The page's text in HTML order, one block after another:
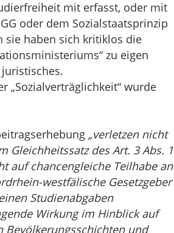
mit erfasst, oder mit
oder dem Sozialstaatsprinzip
sie haben sich kritiklos die
zu eigen
„Sozialverträglichkeit“ wurde
„verletzen nicht
Gleichheitssatz des Art. 3 Abs. 1
auf chancengleiche Teilhabe an
westfälische Gesetzgeber
Studienabgaben
Wirkung im Hinblick auf
Bevölkerungsschichten und